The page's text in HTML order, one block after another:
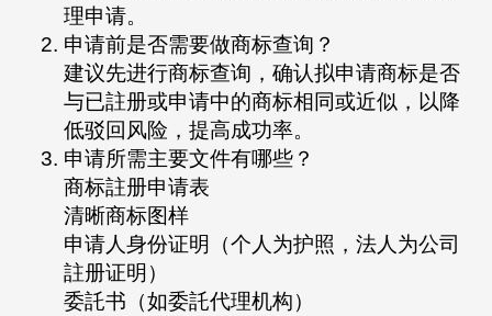
理申请。
申请前是否需要做商标查询？
建议先进行商标查询，确认拟申请商标是否
与已註册或申请中的商标相同或近似，以降
低驳回风险，提高成功率。
申请所需主要文件有哪些？
商标註册申请表
清晰商标图样
申请人身份证明（个人为护照，法人为公司
註册证明）
委託书（如委託代理机构）